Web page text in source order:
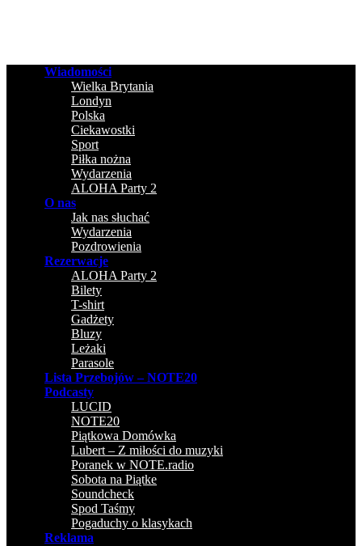
Wiadomości
Wielka Brytania
Londyn
Polska
Ciekawostki
Sport
Piłka nożna
Wydarzenia
ALOHA Party 2
O nas
Jak nas słuchać
Wydarzenia
Pozdrowienia
Rezerwacje
ALOHA Party 2
Bilety
T-shirt
Gadżety
Bluzy
Leżaki
Parasole
Lista Przebojów – NOTE20
Podcasty
LUCID
NOTE20
Piątkowa Domówka
Lubert – Z miłości do muzyki
Poranek w NOTE.radio
Sobota na Piątke
Soundcheck
Spod Taśmy
Pogaduchy o klasykach
Reklama